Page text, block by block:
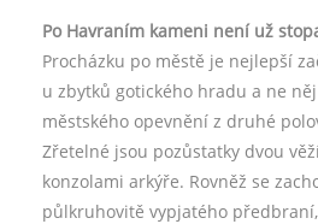
Po Havraním kameni není už
Procházku po městě je nejlepší
u zbytků gotického hradu a ne
městského opevnění z druhé
Zřetelné jsou pozůstatky dvou
konzolami arkýře. Rovněž se
půlkruhovitě vypjatého